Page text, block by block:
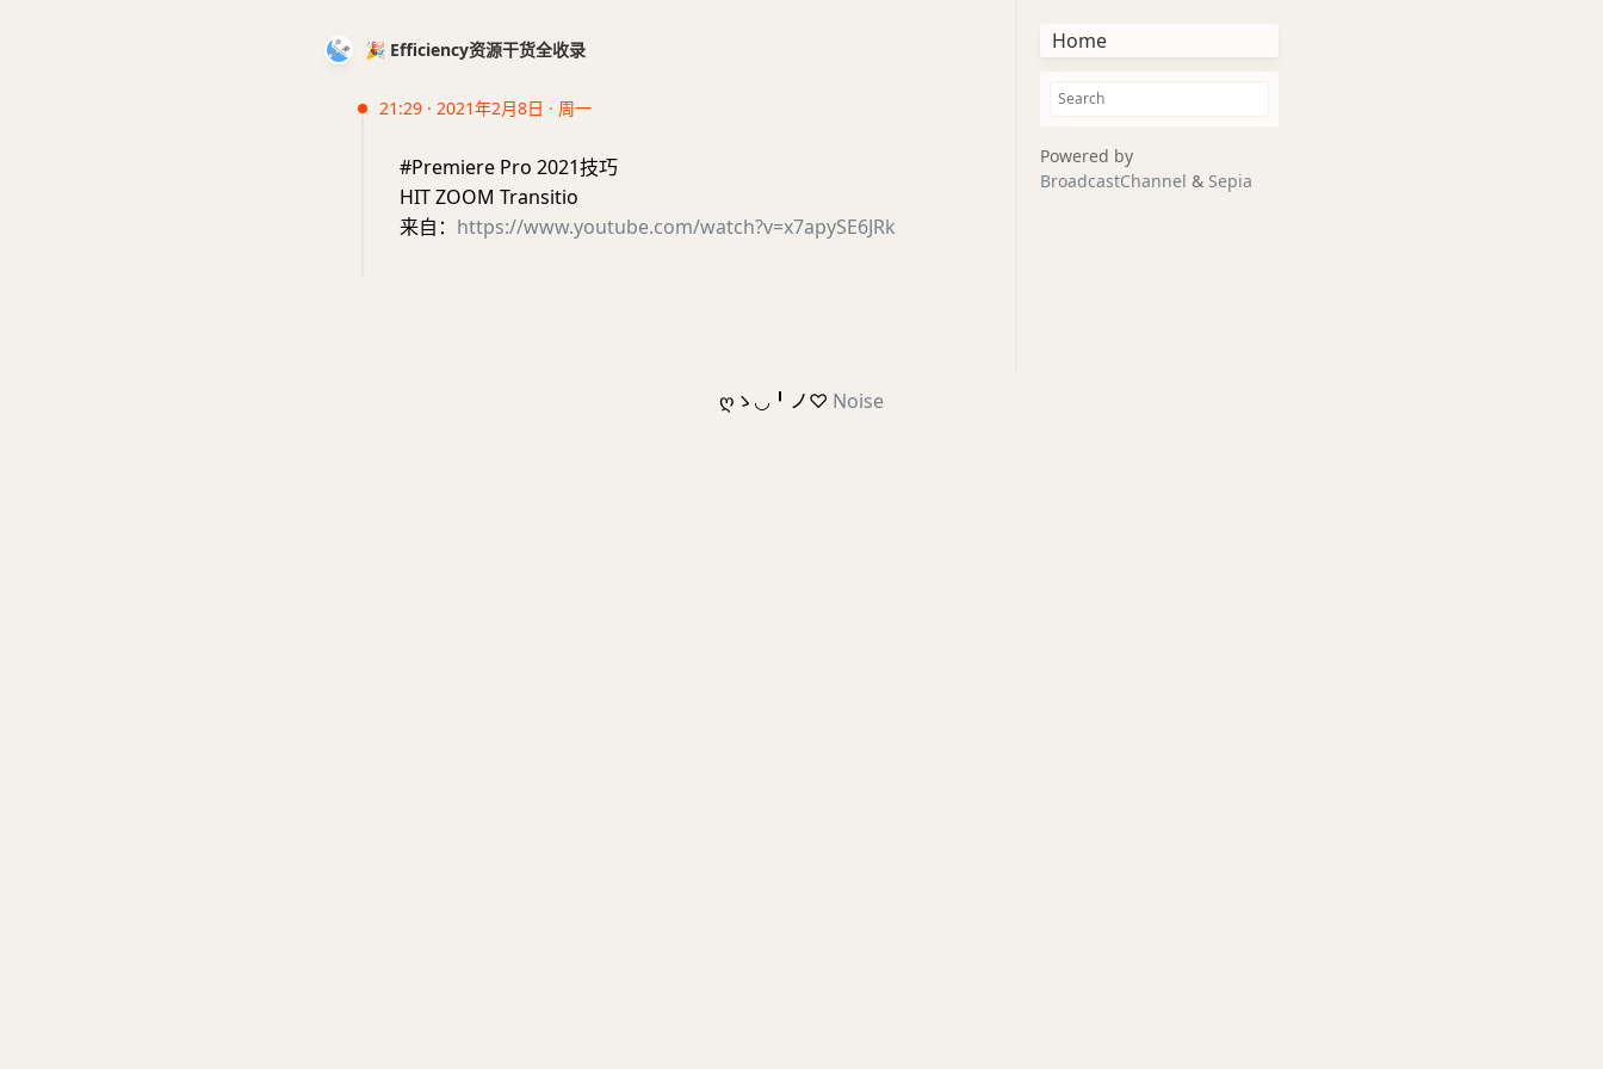
🎉 Efficiency资源干货全收录
21:29 · 2021年2月8日 · 周一
#Premiere Pro 2021技巧
HIT ZOOM Transitio
来自： https://www.youtube.com/watch?v=x7apySE6JRk
Home
Powered by
BroadcastChannel & Sepia
ღゝ◡╹ノ♡ Noise